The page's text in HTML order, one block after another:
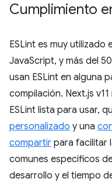
Cumplimiento
ESLint es muy
JavaScript, y más del
usan ESLint en alguna
compilación. Next.js
ESLint lista para usar,
personalizado y una
compartir para facilitar
comunes específicos
desarrollo y el tiempo